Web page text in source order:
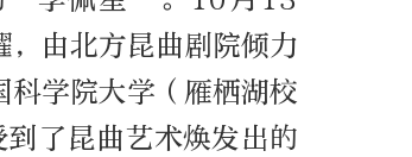
，由北方昆曲剧院倾力
学院大学（雁栖湖校
了昆曲艺术焕发出的